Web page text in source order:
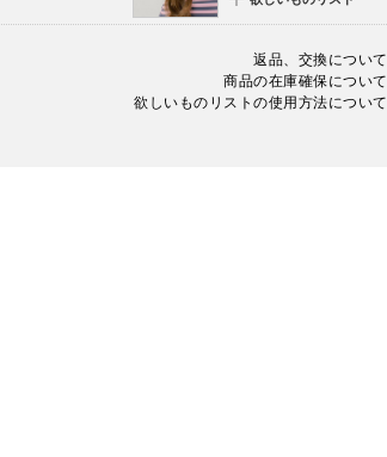
返品、交換について
商品の在庫確保について
欲しいものリストの使用方法について